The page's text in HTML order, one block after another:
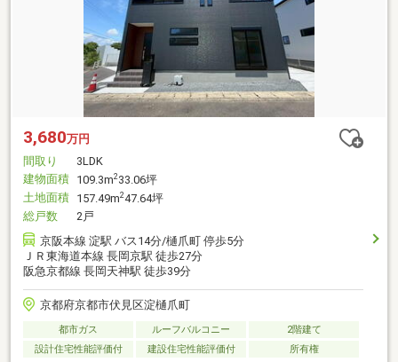
3,680万円
間取り
3LDK
建物面積 109.3m2 33.06坪
土地面積 157.49m247.64坪
総戸数
2戸
京阪本線 淀駅 バス14分/樋爪町 停歩5分
ＪＲ東海道本線 長岡京駅 徒歩27分
阪急京都線 長岡天神駅 徒歩39分
京都府京都市伏見区淀樋爪町
都市ガス ルーフバルコニー
2階建て
設計住宅性能評価付
建設住宅性能評価付 所有権